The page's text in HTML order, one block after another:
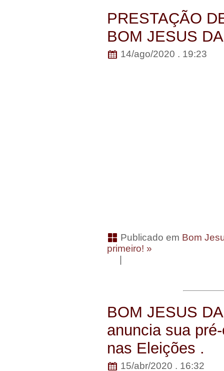
PRESTAÇÃO
BOM JESUS
14/ago/2020 . 19:23
Publicado em Bom
primeiro! »
BOM JESUS
anuncia sua
nas Eleições .
15/abr/2020 . 16:32